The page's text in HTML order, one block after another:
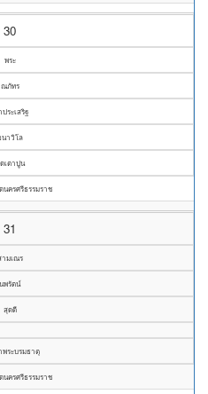
30
พระ
ณภัทร
ประเสริฐ
นาวิโล
เตาปูน
ครศรีธรรมราช
31
ามเณร
นพรัตน์
สุดดี
ระบรมธาตุ
ครศรีธรรมราช